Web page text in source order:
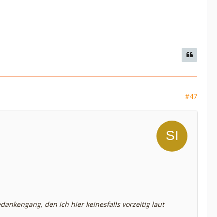
#47
den ich hier keinesfalls vorzeitig laut